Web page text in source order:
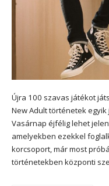
Újra 100 szavas játékot
New Adult történetek
Vasárnap éjfélig lehet
amelyekben ezekkel
korcsoport, már most
történetekben központi